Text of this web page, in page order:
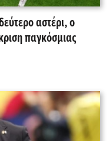
αστέρι, ο
παγκόσμιας